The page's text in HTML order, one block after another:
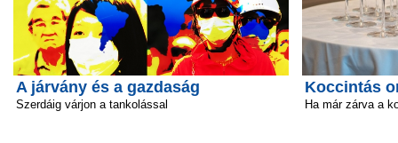
A járvány és a gazdaság
Szerdáig várjon a tankolással
Koccintás
Ha már zárva a